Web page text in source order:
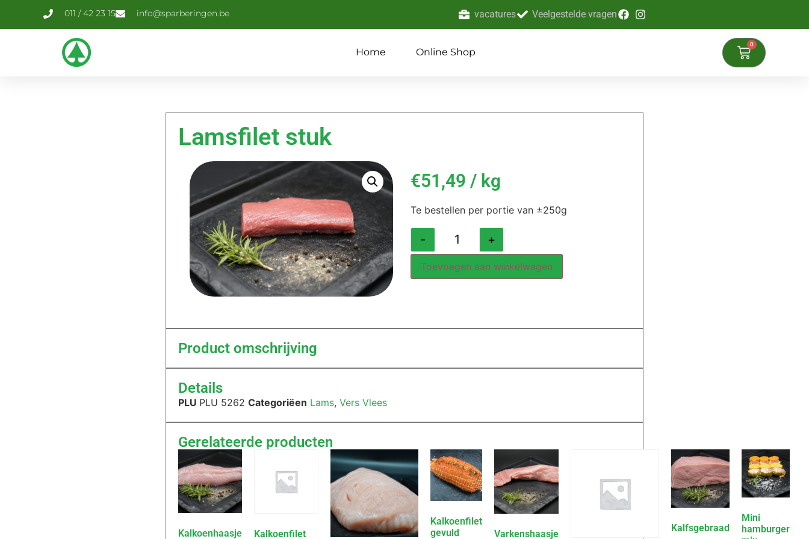
011 / 42 23 15 info@sparberingen.be vacatures Veelgestelde vragen
Home Online Shop
0
Lamsfilet stuk
€51,49 / kg
Te bestellen per portie van ±250g
- +
Toevoegen aan winkelwagen
Product omschrijving
Details
PLU PLU 5262 Categoriëen Lams, Vers Vlees
Gerelateerde producten
Kalkoenhaasje
Kalkoenfilet
Kalkoenfilet
gevuld
Varkenshaasje
Kalfsgebraad
Mini
hamburger